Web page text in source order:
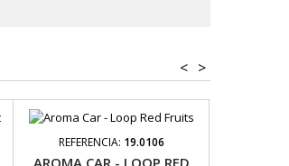
>
<
REFERENCIA: 19.0106
AROMA CAR - LOOP RED